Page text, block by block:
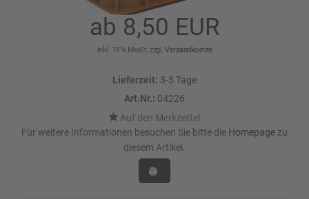
ab 8,50 EUR
inkl. 19 % MwSt. zzgl. Versandkosten
Lieferzeit: 3-5 Tage
Art.Nr.: 04226
Für weitere Informationen besuchen Sie bitte die Homepage zu
diesem Artikel.